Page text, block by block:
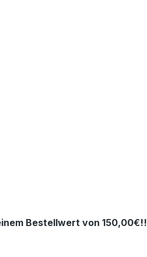
Bestellwert von 150,00€!!